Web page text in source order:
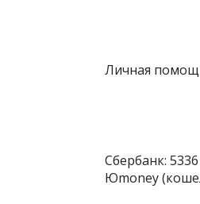
Личная
Сбербанк:
Юmoney